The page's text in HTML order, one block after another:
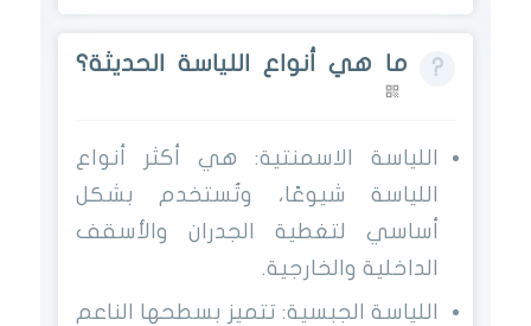
ما هي أنواع اللياسة الحديثة؟
اللياسة الاسمنتية: هي أكثر أنواع
اللياسة شيوعًا، وتُستخدم بشكل
أساسي لتغطية الجدران والأسقف
الداخلية والخارجية.
اللياسة الجبسية: تتميز بسطحها الناعم